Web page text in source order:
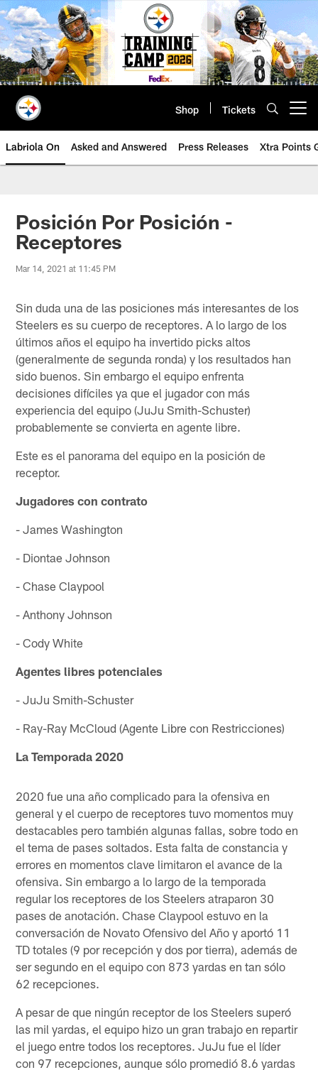
Skip
to
main
content
Shop Tickets
Labriola On Asked and Answered Press Releases Xtra Points
Posición Por Posición -
Receptores
Mar 14, 2021 at 11:45 PM
Sin duda una de las posiciones más interesantes de los
Steelers es su cuerpo de receptores. A lo largo de los
últimos años el equipo ha invertido picks altos
(generalmente de segunda ronda) y los resultados han
sido buenos. Sin embargo el equipo enfrenta
decisiones difíciles ya que el jugador con más
experiencia del equipo (JuJu Smith-Schuster)
probablemente se convierta en agente libre.
Este es el panorama del equipo en la posición de
receptor.
Jugadores con contrato
- James Washington
- Diontae Johnson
- Chase Claypool
- Anthony Johnson
- Cody White
Agentes libres potenciales
- JuJu Smith-Schuster
- Ray-Ray McCloud (Agente Libre con Restricciones)
La Temporada 2020
2020 fue una año complicado para la ofensiva en
general y el cuerpo de receptores tuvo momentos muy
destacables pero también algunas fallas, sobre todo en
el tema de pases soltados. Esta falta de constancia y
errores en momentos clave limitaron el avance de la
ofensiva. Sin embargo a lo largo de la temporada
regular los receptores de los Steelers atraparon 30
pases de anotación. Chase Claypool estuvo en la
conversación de Novato Ofensivo del Año y aportó 11
TD totales (9 por recepción y dos por tierra), además de
ser segundo en el equipo con 873 yardas en tan sólo
62 recepciones.
A pesar de que ningún receptor de los Steelers superó
las mil yardas, el equipo hizo un gran trabajo en repartir
el juego entre todos los receptores. JuJu fue el líder
con 97 recepciones, aunque sólo promedió 8.6 yardas